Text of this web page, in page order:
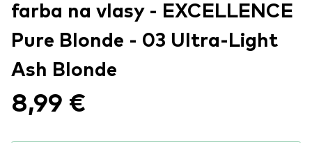
farba na vlasy - EXCELLENCE
Pure Blonde - 03 Ultra-Light
Ash Blonde
8,99 €